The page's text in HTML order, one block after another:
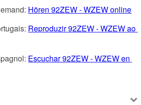
Hören 92ZEW - WZEW online
Reproduzir 92ZEW - WZEW ao
Escuchar 92ZEW - WZEW en